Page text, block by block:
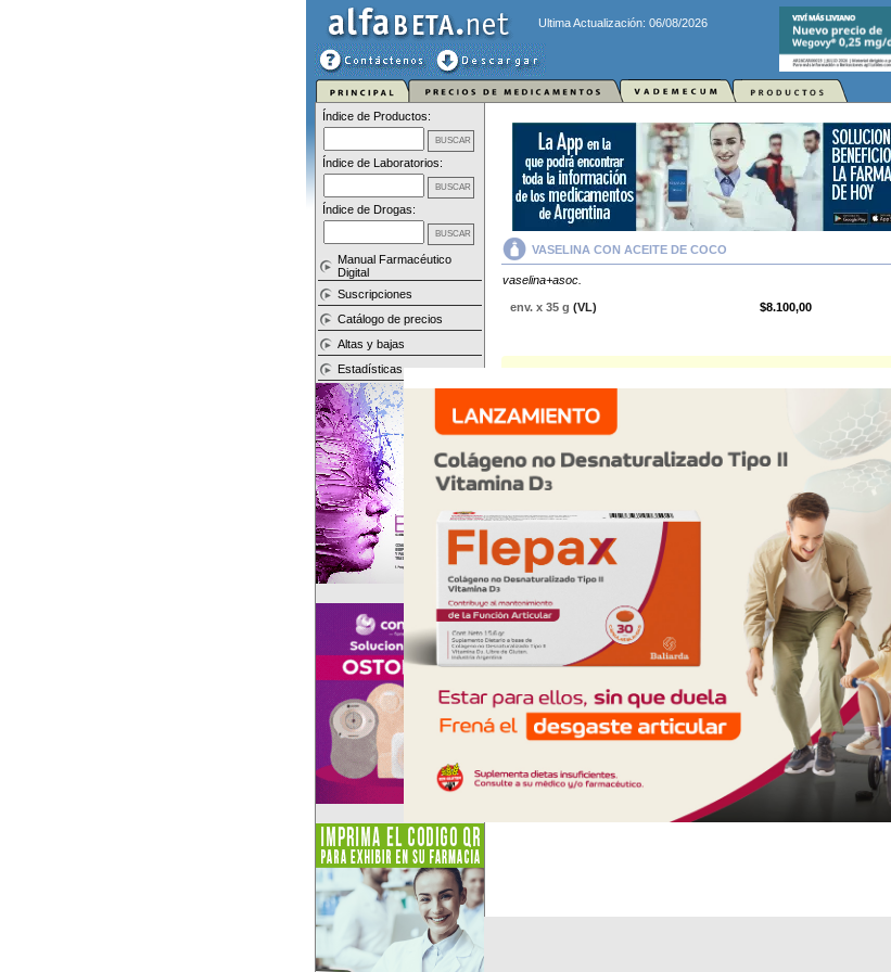
Ultima Actualización: 06/08/2026
Índice de Productos:
Índice de Laboratorios:
Índice de Drogas:
Manual Farmacéutico
Digital
Suscripciones
Catálogo de precios
Altas y bajas
Estadísticas
VASELINA CON ACEITE DE COCO
vaselina+asoc.
env. x 35 g (VL) $8.100,00
vaselina+asoc.
Otros productos de
Gasana